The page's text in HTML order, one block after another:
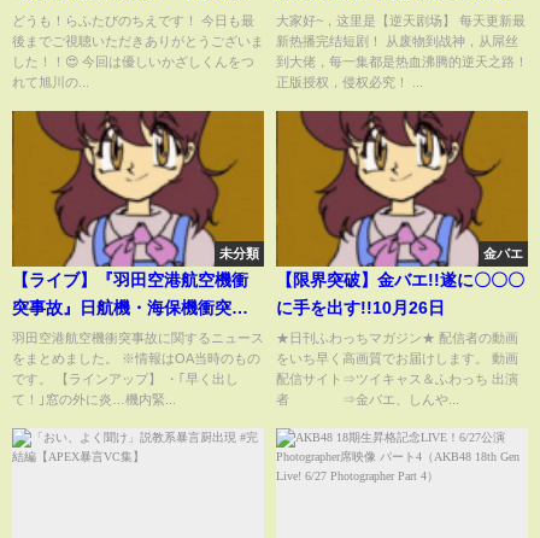
すぎた...！
どうも！らふたびのちえです！ 今日も最
後までご視聴いただきありがとうございま
した！！😍 今回は優しいかざしくんをつ
れて旭川の...
地搬砖才得知，原来她居然是全
城首富女总裁！#最火短剧推荐 #
短剧全集 #精彩大陆短剧
大家好~，这里是【逆天剧场】 每天更新最
新热播完结短剧！ 从废物到战神，从屌丝
到大佬，每一集都是热血沸腾的逆天之路！
正版授权，侵权必究！ ...
未分類
【ライブ】『羽田空港航空機衝
突事故』日航機・海保機衝突 2
つの機体移動へ 海保機機長
「後ろがいきなり燃えた」/
JAL・ANAきょうも欠航――最
NEWS LIVE）
羽田空港航空機衝突事故に関するニュース
をまとめました。 ※情報はOA当時のもの
です。 【ラインアップ】 ・｢早く出し
て！｣窓の外に炎…機内緊...
金バエ
【限界突破】金バエ!!遂に〇〇〇
に手を出す!!10月26日
★日刊ふわっちマガジン★ 配信者の動画
をいち早く高画質でお届けします。 動画
配信サイト⇒ツイキャス＆ふわっち 出演
者 ⇒金バエ、しんや...